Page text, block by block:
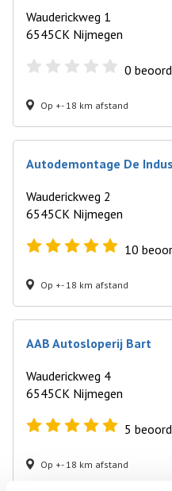
Wauderickweg 1
6545CK Nijmegen
0
Op +- 18 km afstand
Autodemontage De
Wauderickweg 2
6545CK Nijmegen
10
Op +- 18 km afstand
AAB Autosloperij Bart
Wauderickweg 4
6545CK Nijmegen
5
Op +- 18 km afstand